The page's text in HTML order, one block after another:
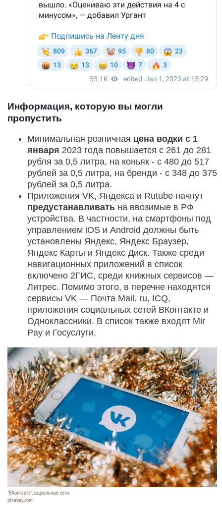
Информация, которую вы могли
пропустить
Минимальная розничная цена водки с 1
января 2023 года повышается с 261 до 281
рубля за 0,5 литра, на коньяк - с 480 до 517
рублей за 0,5 литра, на бренди - с 348 до 375
рублей за 0,5 литра.
Приложения VK, Яндекса и Rutube начнут
предустанавливать на ввозимые в РФ
устройства. В частности, на смартфоны под
управлением iOS и Android должны быть
установлены Яндекс, Яндекс Браузер,
Яндекс Карты и Яндекс Диск. Также среди
навигационных приложений в список
включено 2ГИС, среди книжных сервисов —
Литрес. Помимо этого, в перечне находятся
сервисы VK — Почта Mail. ru, ICQ,
приложения социальных сетей ВКонтакте и
Одноклассники. В список также входят Mir
Pay и Госуслуги.
"ВКонтакте", социальные сети.
pixabay.com